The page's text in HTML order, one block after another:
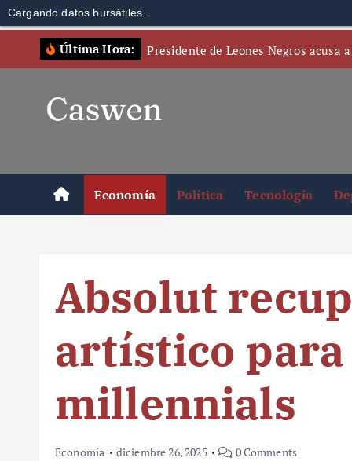
Cargando datos bursátiles...
Última Hora: Presidente de Leones Negros acusa
Economía Política Tecnología
Absolut
artístico para
millennials
Economía diciembre 26, 2025 0 Comments